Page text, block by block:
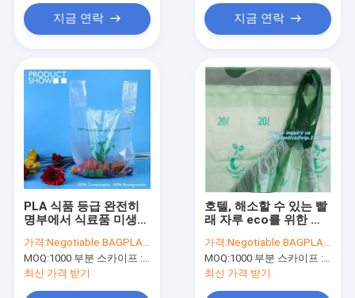
지금 연락 지금 연락
PLA 식품 등급 완전히
명부에서 식료품 미생물
가격:Negotiable BAGPLASTICS@YAHOO.COM
MOQ:1000 부분 스카이프 : 마이데아르닐
최신 가격 받기
호텔, 해소할 수 있는 빨
래 자루 eco를 위한 고
생물에 의해 분해된 퇴
비성 eco 우호적 빨래
자루
가격:Negotiable BAGPLASTICS@YAHOO.COM
MOQ:1000 부분 스카이프 : 마이데아르닐
최신 가격 받기